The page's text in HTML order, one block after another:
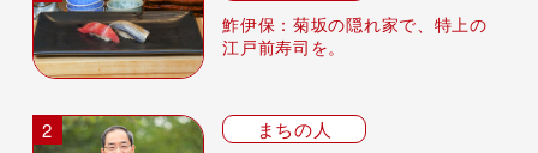
鮓伊保：菊坂の隠れ家で、特上の
江戸前寿司を。
まちの人